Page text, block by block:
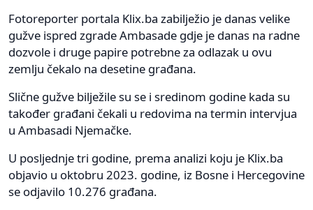
Fotoreporter portala Klix.ba zabilježio je danas velike
gužve ispred zgrade Ambasade gdje je danas na radne
dozvole i druge papire potrebne za odlazak u ovu
zemlju čekalo na desetine građana.
Slične gužve bilježile su se i sredinom godine kada su
također građani čekali u redovima na termin intervjua
u Ambasadi Njemačke.
U posljednje tri godine, prema analizi koju je Klix.ba
objavio u oktobru 2023. godine, iz Bosne i Hercegovine
se odjavilo 10.276 građana.